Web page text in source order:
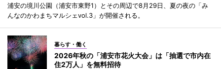
浦安の境川公園（浦安市東野1）とその周辺で8月29日、夏の夜の「み
んなのかわまちマルシェvol.3」が開催される。
暮らす・働く
2026年秋の「浦安市花火大会」は「抽選で市内在
住2万人」を無料招待